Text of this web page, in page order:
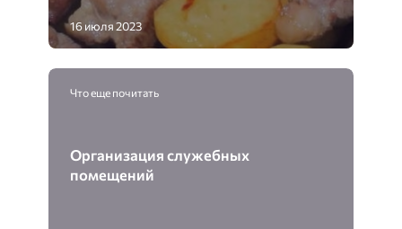
16 июля 2023
Что еще почитать
Организация служебных
помещений